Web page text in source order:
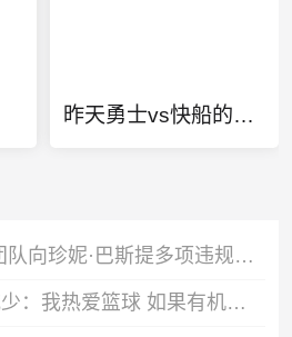
昨天勇士vs快船的比赛
TA：19年夏小卡团队向珍妮·巴斯提多项违规激励要求 但都被拒绝
仍是自由球员！威少：我热爱篮球 如果有机会继续打球我会抓住它